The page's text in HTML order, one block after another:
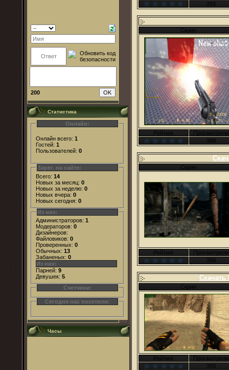
200
Статистика
Онлайн:
Онлайн всего: 1
Гостей: 1
Пользователей: 0
Зарег. на сайте:
Всего: 14
Новых за месяц: 0
Новых за неделю: 0
Новых вчера: 0
Новых сегодня: 0
Из них:
Администраторов: 1
Модераторов: 0
Дизайнеров:
Файловиков: 0
Проверенных: 0
Обычных: 13
Забаненых: 0
Из них:
Парней: 9
Девушек: 5
Счетчики:
Сегодня нас посетили:
Часы
393
Скрин
Рейтинг
Просмотрели
388
Скрин
Рейтинг
Просмотрели
358
Скачать
Скрин
Рейтинг
Просмотрели
393